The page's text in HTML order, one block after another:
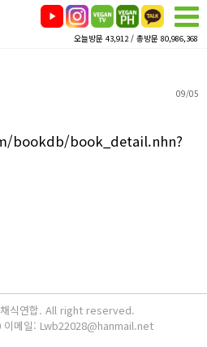
오늘방문 43,912 / 총방문 80,986,368
09/05
bookdb/book_detail.nhn?
식연합. All right reserved.
이메일: Lwb22028@hanmail.net